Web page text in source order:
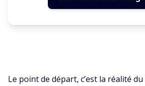
Le point de départ, c’est la réalité